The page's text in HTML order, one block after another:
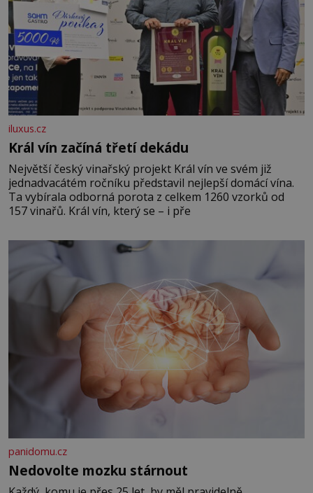
iluxus.cz
Král vín začíná třetí dekádu
Největší český vinařský projekt Král vín ve svém již
jednadvacátém ročníku představil nejlepší domácí vína.
Ta vybírala odborná porota z celkem 1260 vzorků od
157 vinařů. Král vín, který se – i pře
panidomu.cz
Nedovolte mozku stárnout